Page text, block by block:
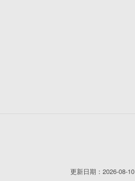
更新日期：2026-08-10